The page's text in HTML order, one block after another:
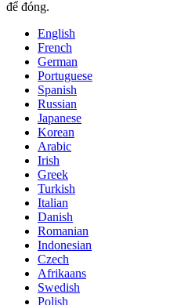
để đóng.
English
French
German
Portuguese
Spanish
Russian
Japanese
Korean
Arabic
Irish
Greek
Turkish
Italian
Danish
Romanian
Indonesian
Czech
Afrikaans
Swedish
Polish